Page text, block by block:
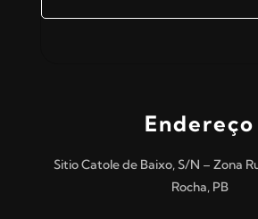
Endereço
Sitio Catole de Baixo, S/N – Zona
Rocha, PB